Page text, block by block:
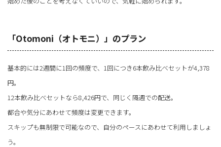
「Otomoni（オトモニ）」のプラン
基本的には2週間に1回の頻度で、1回につき6本飲み比べセットが4,378
円。
12本飲み比べセットなら8,426円で、同じく隔週での配送。
都合や気分にあわせて頻度は変更できます。
スキップも無制限で可能なので、自分のペースにあわせて利用しましょ
う。